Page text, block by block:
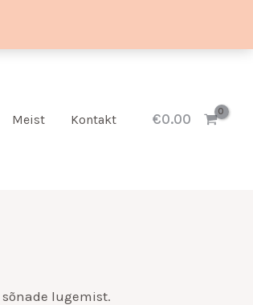
Meist Kontakt €0.00
sõnade lugemist.